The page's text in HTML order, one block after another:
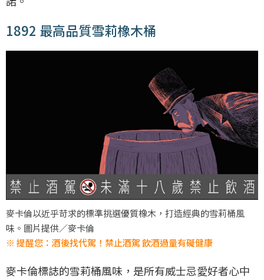
1892 最高品質雪莉橡木桶
麥卡倫以近乎苛求的標準挑選優質橡木，打造經典的雪莉桶風
味。圖片提供／麥卡倫
※ 提醒您：酒後找代駕！禁止酒駕 飲酒過量有礙健康
麥卡倫標誌的雪莉桶風味，是所有威士忌愛好者心中